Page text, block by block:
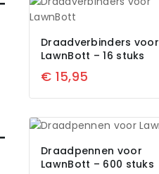
Draadverbinders voor
LawnBott – 16 stuks
€ 15,95
Draadpennen voor
LawnBott – 600 stuks